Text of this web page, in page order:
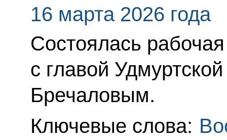
16 марта 2026 года
Состоялась
с главой
Бречаловым.
Ключевые слова: